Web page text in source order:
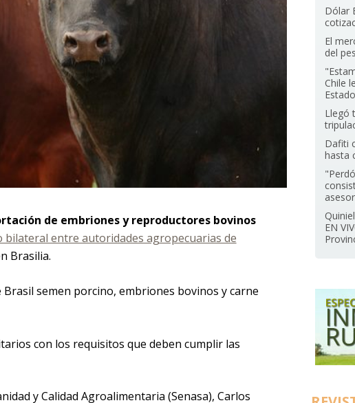
de embriones y reproductores bovinos
bilateral entre autoridades agropecuarias de
Brasilia.
semen porcino, embriones bovinos y carne
con los requisitos que deben cumplir las
y Calidad Agroalimentaria (Senasa), Carlos
Dólar
El
del
Chile
Estado
Llegó
Dafiti
hasta
EN